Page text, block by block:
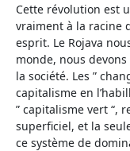
Cette révolution est
vraiment à la racine
esprit. Le Rojava
monde, nous
la société. Les ”
capitalisme en
” capitalisme vert “,
superficiel, et la
ce système de